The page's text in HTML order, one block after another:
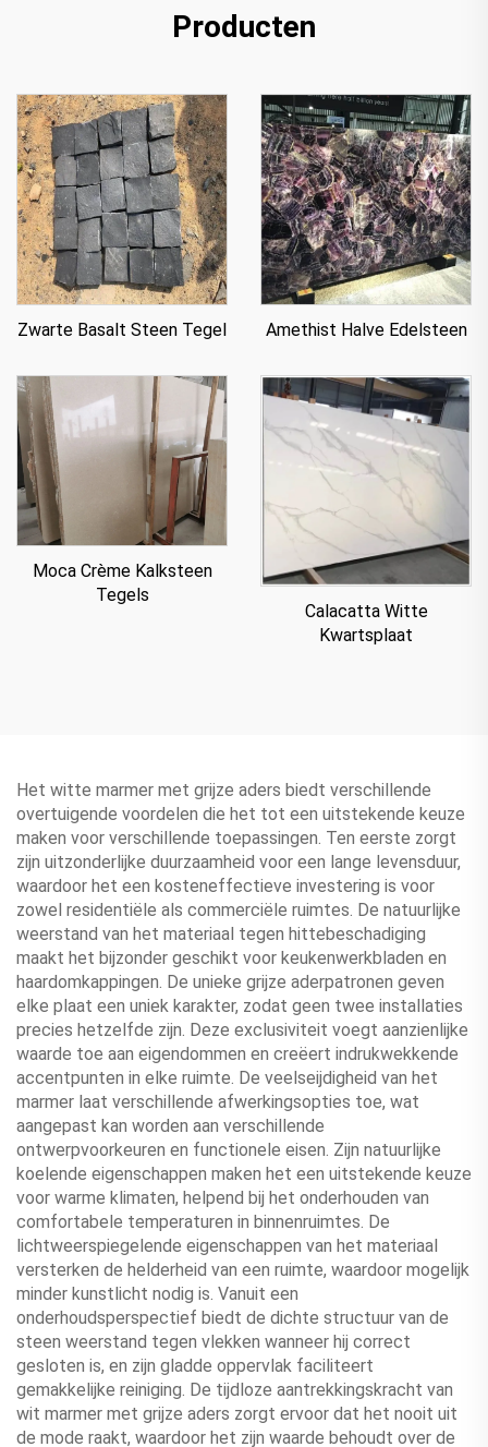
Producten
Zwarte Basalt Steen Tegel Amethist Halve Edelsteen
Moca Crème Kalksteen
Tegels
Calacatta Witte
Kwartsplaat
Het witte marmer met grijze aders biedt verschillende
overtuigende voordelen die het tot een uitstekende keuze
maken voor verschillende toepassingen. Ten eerste zorgt
zijn uitzonderlijke duurzaamheid voor een lange levensduur,
waardoor het een kosteneffectieve investering is voor
zowel residentiële als commerciële ruimtes. De natuurlijke
weerstand van het materiaal tegen hittebeschadiging
maakt het bijzonder geschikt voor keukenwerkbladen en
haardomkappingen. De unieke grijze aderpatronen geven
elke plaat een uniek karakter, zodat geen twee installaties
precies hetzelfde zijn. Deze exclusiviteit voegt aanzienlijke
waarde toe aan eigendommen en creëert indrukwekkende
accentpunten in elke ruimte. De veelseijdigheid van het
marmer laat verschillende afwerkingsopties toe, wat
aangepast kan worden aan verschillende
ontwerpvoorkeuren en functionele eisen. Zijn natuurlijke
koelende eigenschappen maken het een uitstekende keuze
voor warme klimaten, helpend bij het onderhouden van
comfortabele temperaturen in binnenruimtes. De
lichtweerspiegelende eigenschappen van het materiaal
versterken de helderheid van een ruimte, waardoor mogelijk
minder kunstlicht nodig is. Vanuit een
onderhoudsperspectief biedt de dichte structuur van de
steen weerstand tegen vlekken wanneer hij correct
gesloten is, en zijn gladde oppervlak faciliteert
gemakkelijke reiniging. De tijdloze aantrekkingskracht van
wit marmer met grijze aders zorgt ervoor dat het nooit uit
de mode raakt, waardoor het zijn waarde behoudt over de